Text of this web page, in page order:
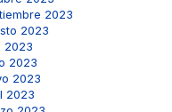
2023
2023
2023
2023
2023
2023